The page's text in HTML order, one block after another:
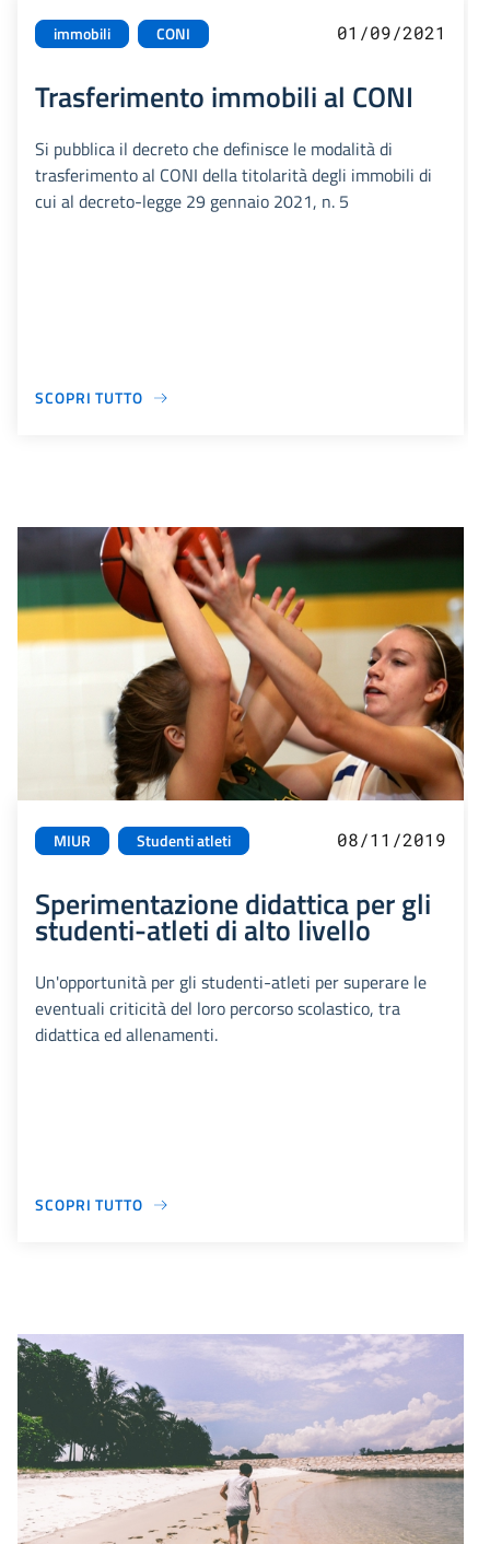
immobili CONI 01/09/2021
Trasferimento immobili al CONI
Si pubblica il decreto che definisce le modalità di
trasferimento al CONI della titolarità degli immobili di
cui al decreto-legge 29 gennaio 2021, n. 5
SCOPRI TUTTO
MIUR Studenti atleti 08/11/2019
Sperimentazione didattica per gli
studenti-atleti di alto livello
Un'opportunità per gli studenti-atleti per superare le
eventuali criticità del loro percorso scolastico, tra
didattica ed allenamenti.
SCOPRI TUTTO